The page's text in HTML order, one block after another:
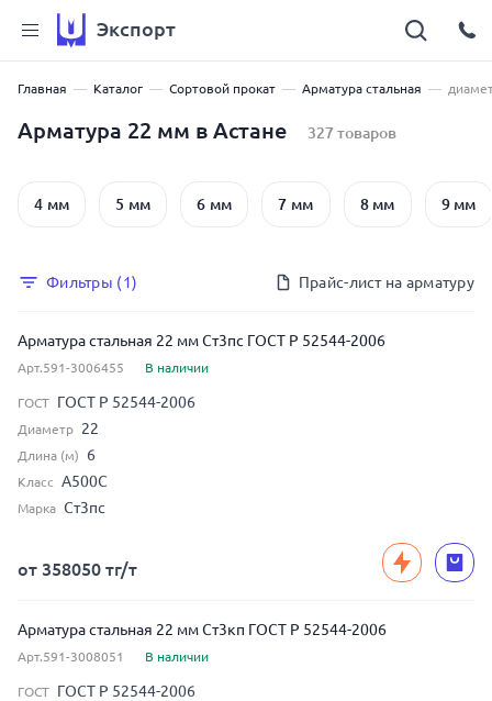
Экспорт
Главная Каталог Сортовой прокат Арматура стальная
Арматура 22 мм в Астане 327 товаров
4 мм 5 мм 6 мм 7 мм 8 мм 9 мм
Фильтры (1) Прайс-лист на арматуру
Арматура стальная 22 мм Ст3пс ГОСТ Р 52544-2006
Арт.591-3006455 В наличии
ГОСТ ГОСТ Р 52544-2006
Диаметр 22
Длина (м) 6
Класс А500С
Марка Ст3пс
от 358050 тг/т
Арматура стальная 22 мм Ст3кп ГОСТ Р 52544-2006
Арт.591-3008051 В наличии
ГОСТ ГОСТ Р 52544-2006